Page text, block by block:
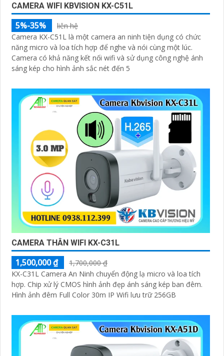
CAMERA WIFI KBVISION KX-C51L
5%-35%
liên hệ
Camera KX-C51L là một camera an ninh tiện dụng có chức
năng micro và loa tích hợp để nghe và nói cùng một lúc.
Camera có khả năng kết nối wifi và sử dụng công nghệ ánh
sáng kép cho hình ảnh sắc nét đến 5
CAMERA THÂN WIFI KX-C31L
1,500,000 ₫
1,700,000 ₫
KX-C31L Camera An Ninh chuyển động lạ micro và loa tích
hợp. Chip xử lý CMOS hình ảnh đẹp ánh sáng kép ban đêm.
Hình ảnh đêm Full Color 30m IP Wifi lưu trữ 256GB